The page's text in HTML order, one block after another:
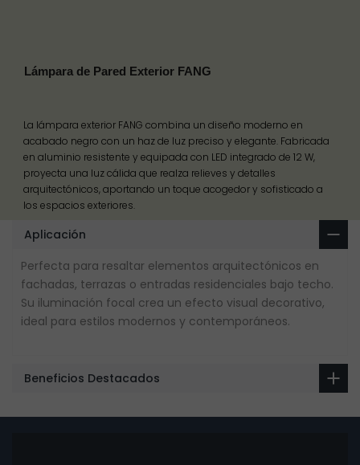
Lámpara de Pared Exterior FANG
La lámpara exterior FANG combina un diseño moderno en
acabado negro con un haz de luz preciso y elegante. Fabricada
en aluminio resistente y equipada con LED integrado de 12 W,
proyecta una luz cálida que realza relieves y detalles
arquitectónicos, aportando un toque acogedor y sofisticado a
los espacios exteriores.
Aplicación
Perfecta para resaltar elementos arquitectónicos en
fachadas, terrazas o entradas residenciales bajo techo.
Su iluminación focal crea un efecto visual decorativo,
ideal para estilos modernos y contemporáneos.
Beneficios Destacados